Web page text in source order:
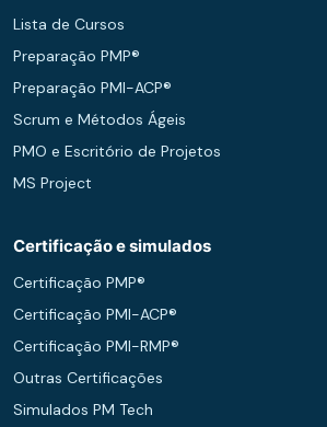
Lista de Cursos
Preparação PMP®
Preparação PMI-ACP®
Scrum e Métodos Ágeis
PMO e Escritório de Projetos
MS Project
Certificação e simulados
Certificação PMP®
Certificação PMI-ACP®
Certificação PMI-RMP®
Outras Certificações
Simulados PM Tech